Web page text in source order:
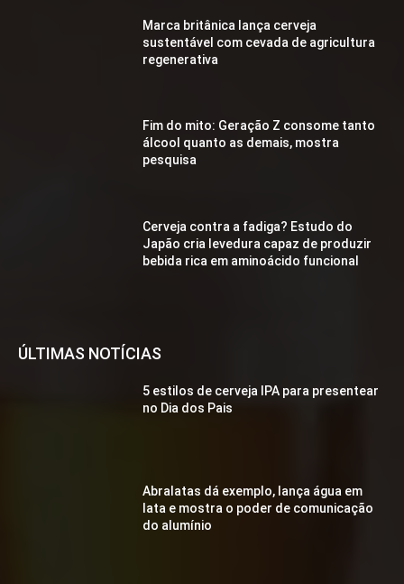
Marca britânica lança cerveja
sustentável com cevada de agricultura
regenerativa
Fim do mito: Geração Z consome tanto
álcool quanto as demais, mostra
pesquisa
Cerveja contra a fadiga? Estudo do
Japão cria levedura capaz de produzir
bebida rica em aminoácido funcional
ÚLTIMAS NOTÍCIAS
5 estilos de cerveja IPA para presentear
no Dia dos Pais
Abralatas dá exemplo, lança água em
lata e mostra o poder de comunicação
do alumínio